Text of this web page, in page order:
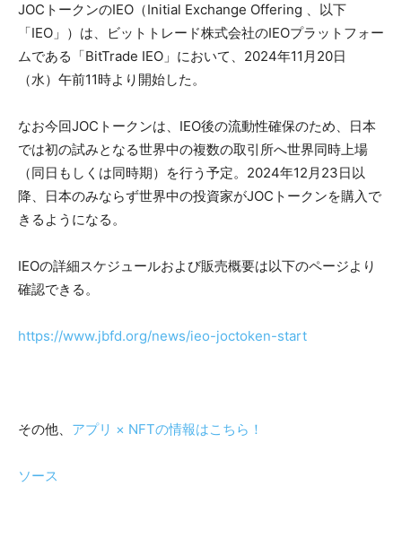
JOCトークンのIEO（Initial Exchange Offering 、以下
「IEO」）は、ビットトレード株式会社のIEOプラットフォー
ムである「BitTrade IEO」において、2024年11月20日
（水）午前11時より開始した。
なお今回JOCトークンは、IEO後の流動性確保のため、日本
では初の試みとなる世界中の複数の取引所へ世界同時上場
（同日もしくは同時期）を行う予定。2024年12月23日以
降、日本のみならず世界中の投資家がJOCトークンを購入で
きるようになる。
IEOの詳細スケジュールおよび販売概要は以下のページより
確認できる。
https://www.jbfd.org/news/ieo-joctoken-start
その他、 アプリ × NFTの情報はこちら！
ソース